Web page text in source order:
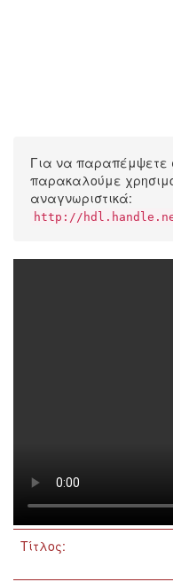
Για να παραπέμψετε
παρακαλούμε
αναγνωριστικά:
http://
Τίτλος: